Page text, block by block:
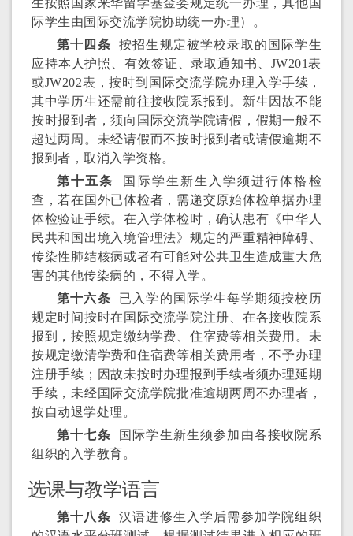
生按照国家来华留学基金委规定统一办理，其他国
际学生由国际交流学院协助统一办理）。
第十四条 按招生规定被学校录取的国际学生
应持本人护照、有效签证、录取通知书、JW201表
或JW202表，按时到国际交流学院办理入学手续，
其中学历生还需前往接收院系报到。新生因故不能
按时报到者，须向国际交流学院请假，假期一般不
超过两周。未经请假而不按时报到者或请假逾期不
报到者，取消入学资格。
第十五条
国际学生新生入学须进行体格检
查，若在国外已体检者，需递交原始体检单据办理
体检验证手续。在入学体检时，确认患有《中华人
民共和国出境入境管理法》规定的严重精神障碍、
传染性肺结核病或者有可能对公共卫生造成重大危
害的其他传染病的，不得入学。
第十六条 已入学的国际学生每学期须按校历
规定时间按时在国际交流学院注册、在各接收院系
报到，按照规定缴纳学费、住宿费等相关费用。未
按规定缴清学费和住宿费等相关费用者，不予办理
注册手续；因故未按时办理报到手续者须办理延期
手续，未经国际交流学院批准逾期两周不办理者，
按自动退学处理。
第十七条 国际学生新生须参加由各接收院系
组织的入学教育。
选课与教学语言
第十八条 汉语进修生入学后需参加学院组织